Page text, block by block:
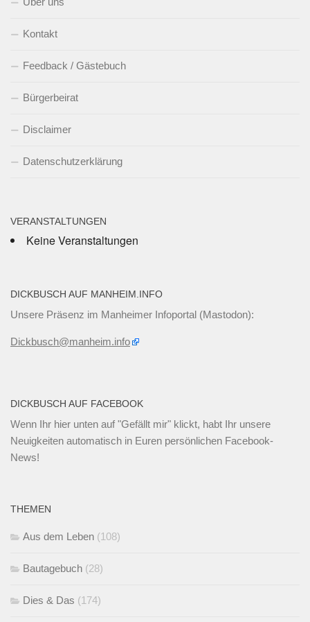
Kontakt
Feedback / Gästebuch
Bürgerbeirat
Disclaimer
Datenschutzerklärung
VERANSTALTUNGEN
Keine Veranstaltungen
DICKBUSCH AUF MANHEIM.INFO
Unsere Präsenz im Manheimer Infoportal (Mastodon):
Dickbusch@manheim.info
DICKBUSCH AUF FACEBOOK
Wenn Ihr hier unten auf "Gefällt mir" klickt, habt Ihr unsere
Neuigkeiten automatisch in Euren persönlichen Facebook-
News!
THEMEN
Aus dem Leben (108)
Bautagebuch (28)
Dies & Das (174)